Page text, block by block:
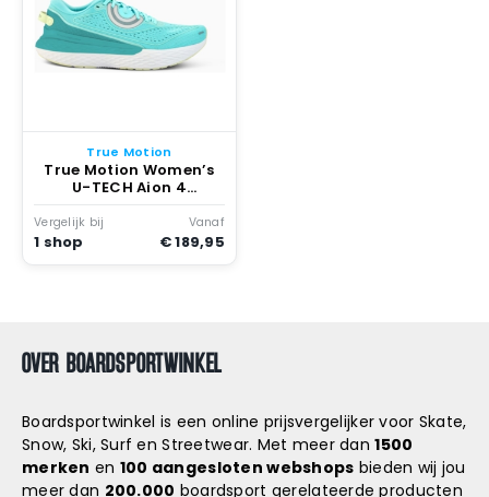
True Motion
True Motion Women’s
U-TECH Aion 4
Hardloopschoenen
Waterspout
Vergelijk bij
1 shop
Vanaf
€ 189,95
OVER BOARDSPORTWINKEL
Boardsportwinkel is een online prijsvergelijker voor Skate,
Snow, Ski, Surf en Streetwear. Met meer dan1500
merken en 100 aangesloten webshops bieden wij jou
meer dan 200.000 boardsport gerelateerde producten